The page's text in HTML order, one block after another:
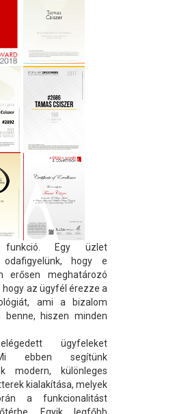
Egy üzlet
odafigyelünk, hogy e
erősen meghatározó
hogy az ügyfél érezze a
ami a bizalom
hiszen minden
ügyfeleket
ebben segítünk
modern, különleges
kialakítása, melyek
a funkcionalitást